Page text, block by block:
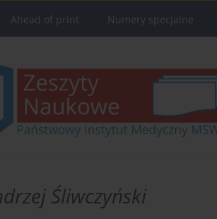
Ahead of print Numery specjalne
Śliwczyński